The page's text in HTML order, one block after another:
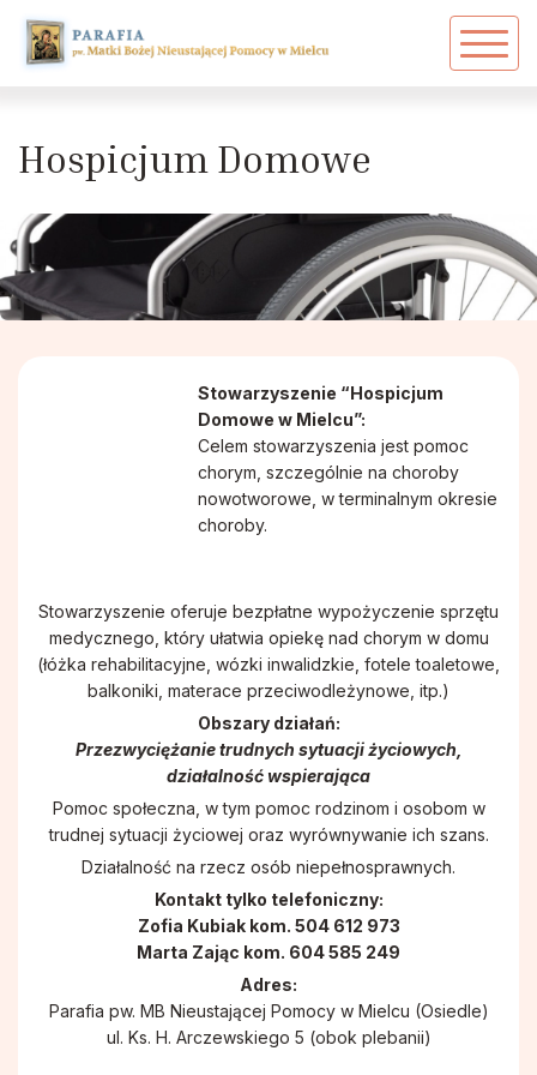
Duszpasterze
Duszpasterze w historii parafii
Siostry Zakonne
Patronka Mielca
Sakramenty
Arcybractwo Serca Pana Jezusa
Caritas
Grupa Młodzieżowa
Grupa Ojca Pio
Hospicjum Domowe
Koło Przyjaciół Radia Maryja
Promyczki Bożej Miłości
Róże Różańcowe
Rycerstwo Niepokalanej
Schola Dziecięca Boże Nutki
Służba Liturgiczna Ołtarza
PPT - Grupa 17
Hospicjum Domowe
Stowarzyszenie “Hospicjum
Domowe w Mielcu”:
Celem stowarzyszenia jest pomoc
chorym, szczególnie na choroby
nowotworowe, w terminalnym okresie
choroby.
Stowarzyszenie oferuje bezpłatne wypożyczenie sprzętu
medycznego, który ułatwia opiekę nad chorym w domu
(łóżka rehabilitacyjne, wózki inwalidzkie, fotele toaletowe,
balkoniki, materace przeciwodleżynowe, itp.)
Obszary działań:
Przezwyciężanie trudnych sytuacji życiowych,
działalność wspierająca
Pomoc społeczna, w tym pomoc rodzinom i osobom w
trudnej sytuacji życiowej oraz wyrównywanie ich szans.
Działalność na rzecz osób niepełnosprawnych.
Kontakt tylko telefoniczny:
Zofia Kubiak kom. 504 612 973
Marta Zając kom. 604 585 249
Adres:
Parafia pw. MB Nieustającej Pomocy w Mielcu (Osiedle)
ul. Ks. H. Arczewskiego 5 (obok plebanii)